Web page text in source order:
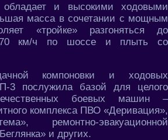
и высокими ходовыми
масса в сочетании с мощным
«тройке» разгоняться до
70 км/ч по шоссе и плыть со
компоновки и ходовых
3 послужила базой для целого
боевых машин –
комплекса ПВО «Деривация»,
ремонтно-эвакуационной
и других.